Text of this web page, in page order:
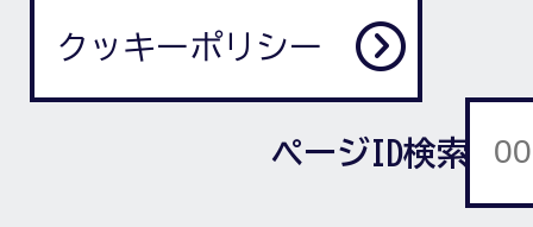
クッキーポリシー
ページID検索